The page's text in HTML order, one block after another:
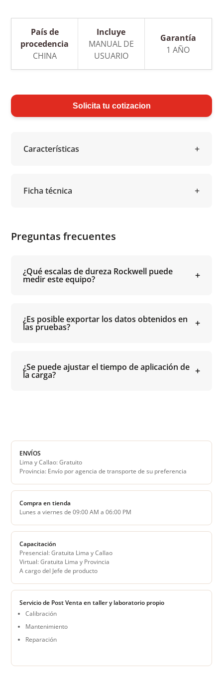
País de
procedencia
CHINA
Incluye
MANUAL DE
USUARIO
Garantía
1 AÑO
Solicita tu cotizacion
Características
Ficha técnica
Preguntas frecuentes
¿Qué escalas de dureza Rockwell puede
medir este equipo?
¿Es posible exportar los datos obtenidos en
las pruebas?
¿Se puede ajustar el tiempo de aplicación de
la carga?
ENVÍOS
Lima y Callao: Gratuito
Provincia: Envío por agencia de transporte de su preferencia
Compra en tienda
Lunes a viernes de 09:00 AM a 06:00 PM
Capacitación
Presencial: Gratuita Lima y Callao
Virtual: Gratuita Lima y Provincia
A cargo del Jefe de producto
Servicio de Post Venta en taller y laboratorio propio
Calibración
Mantenimiento
Reparación